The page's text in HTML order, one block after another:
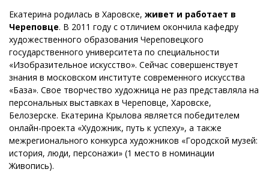
Екатерина родилась в Харовске, живет и работает в
Череповце. В 2011 году с отличием окончила кафедру
художественного образования Череповецкого
государственного университета по специальности
«Изобразительное искусство». Сейчас совершенствует
знания в московском институте современного искусства
«База». Свое творчество художница не раз представляла на
персональных выставках в Череповце, Харовске,
Белозерске. Екатерина Крылова является победителем
онлайн-проекта «Художник, путь к успеху», а также
межрегионального конкурса художников «Городской музей:
история, люди, персонажи» (1 место в номинации
Живопись).